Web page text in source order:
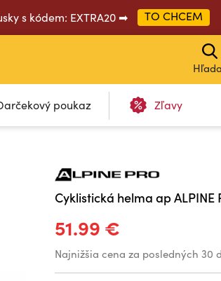
s kódem: EXTRA20 ➡ TO CHCEM
poukaz Zľavy
Cyklistická helma ap ALPINE
51.99 €
Najnižšia cena za posledných 30